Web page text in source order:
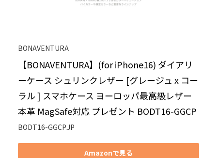
BONAVENTURA
【BONAVENTURA】(for iPhone16) ダイアリ
ーケース シュリンクレザー [グレージュ x コー
ラル ] スマホケース ヨーロッパ最高級レザー
本革 MagSafe対応 プレゼント BODT16-GGCP
BODT16-GGCP.JP
Amazonで見る